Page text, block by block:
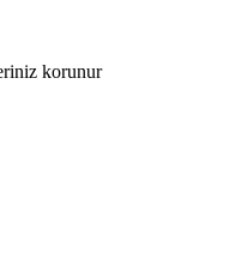
korunur